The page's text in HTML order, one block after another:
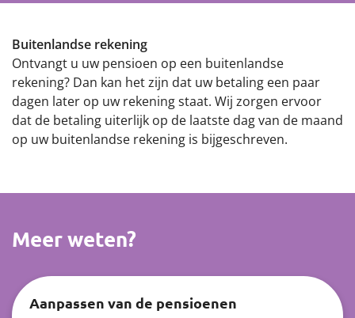
Buitenlandse rekening
Ontvangt u uw pensioen op een buitenlandse
rekening? Dan kan het zijn dat uw betaling een paar
dagen later op uw rekening staat. Wij zorgen ervoor
dat de betaling uiterlijk op de laatste dag van de maand
op uw buitenlandse rekening is bijgeschreven.
Meer weten?
Aanpassen van de pensioenen